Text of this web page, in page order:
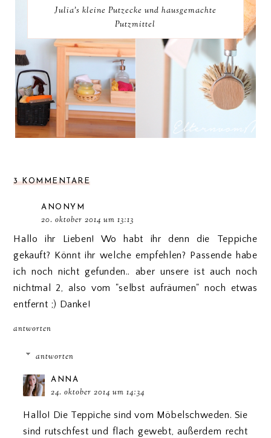
Julia's kleine Putzecke und hausgemachte
Putzmittel
3 KOMMENTARE
ANONYM
20. oktober 2014 um 13:13
Hallo ihr Lieben! Wo habt ihr denn die Teppiche
gekauft? Könnt ihr welche empfehlen? Passende habe
ich noch nicht gefunden.. aber unsere ist auch noch
nichtmal 2, also vom "selbst aufräumen" noch etwas
entfernt ;) Danke!
antworten
antworten
ANNA
24. oktober 2014 um 14:34
Hallo! Die Teppiche sind vom Möbelschweden. Sie
sind rutschfest und flach gewebt, außerdem recht